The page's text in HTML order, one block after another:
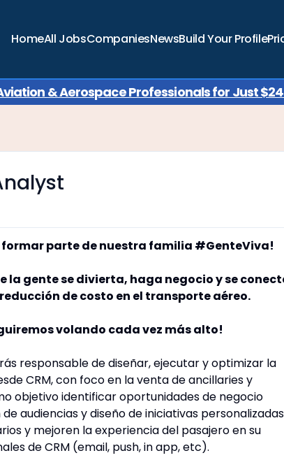
HomeAll JobsCompaniesNewsBuild Your Profile
& Aerospace Professionals for Just
formar parte de nuestra familia #GenteViva!
la gente se divierta, haga negocio y se
de costo en el transporte aéreo.
volando cada vez más alto!
responsable de diseñar, ejecutar y optimizar la
CRM, con foco en la venta de ancillaries y
objetivo identificar oportunidades de negocio
audiencias y diseño de iniciativas personalizadas
y mejoren la experiencia del pasajero en su
de CRM (email, push, in app, etc).